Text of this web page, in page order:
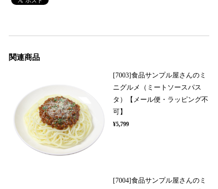
関連商品
[7003]食品サンプル屋さんのミ
ニグルメ（ミートソースパス
タ）【メール便・ラッピング不
可】
¥5,799
[7004]食品サンプル屋さんのミ